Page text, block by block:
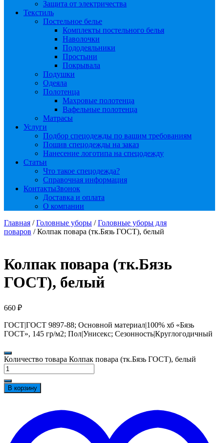
Защита от электричества
Текстиль
Постельное белье
Комплекты постельного белья
Наволочки
Пододеяльники
Простыни
Покрывала
Подушки
Одеяла
Полотенца
Махровые полотенца
Вафельные полотенца
Матрасы
Услуги
Подбор спецодежды по вашим требованиям
Пошив спецодежды на заказ
Нанесение логотипа на спецодежду
Статьи
Что такое спецодежда?
Справочная информация
КонтактыЗвонок
Доставка и оплата
О компании
Главная /Головные уборы /Головные уборы для
поваров / Колпак повара (тк.Бязь ГОСТ), белый
Колпак повара (тк.Бязь
ГОСТ), белый
660 ₽
ГОСТ|ГОСТ 9897-88; Основной материал|100% хб «Бязь
ГОСТ», 145 гр/м2; Пол|Унисекс; Сезонность|Круглогодичный
Количество товара Колпак повара (тк.Бязь ГОСТ), белый
В корзину